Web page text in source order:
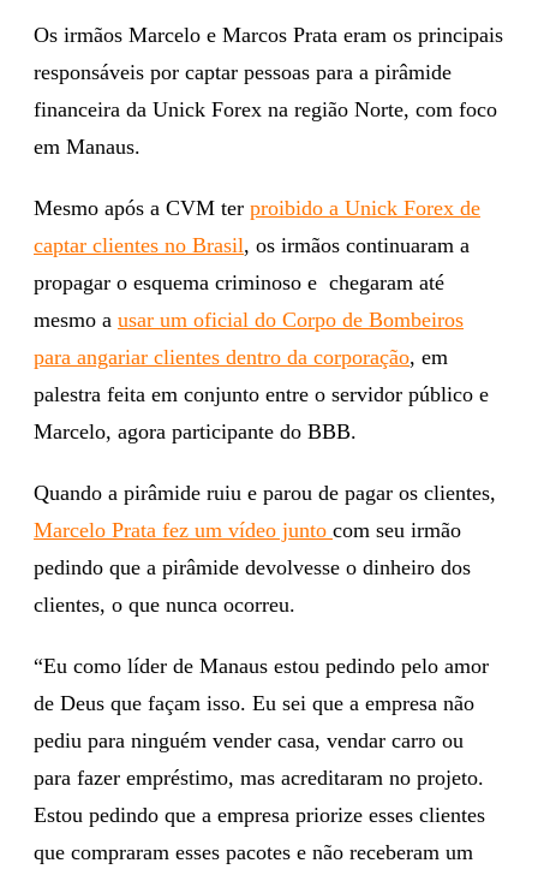
Os irmãos Marcelo e Marcos Prata eram os principais
responsáveis por captar pessoas para a pirâmide
financeira da Unick Forex na região Norte, com foco
em Manaus.
Mesmo após a CVM ter proibido a Unick Forex de
captar clientes no Brasil, os irmãos continuaram a
propagar o esquema criminoso e chegaram até
mesmo a usar um oficial do Corpo de Bombeiros
para angariar clientes dentro da corporação, em
palestra feita em conjunto entre o servidor público e
Marcelo, agora participante do BBB.
Quando a pirâmide ruiu e parou de pagar os clientes,
Marcelo Prata fez um vídeo junto com seu irmão
pedindo que a pirâmide devolvesse o dinheiro dos
clientes, o que nunca ocorreu.
“Eu como líder de Manaus estou pedindo pelo amor
de Deus que façam isso. Eu sei que a empresa não
pediu para ninguém vender casa, vendar carro ou
para fazer empréstimo, mas acreditaram no projeto.
Estou pedindo que a empresa priorize esses clientes
que compraram esses pacotes e não receberam um